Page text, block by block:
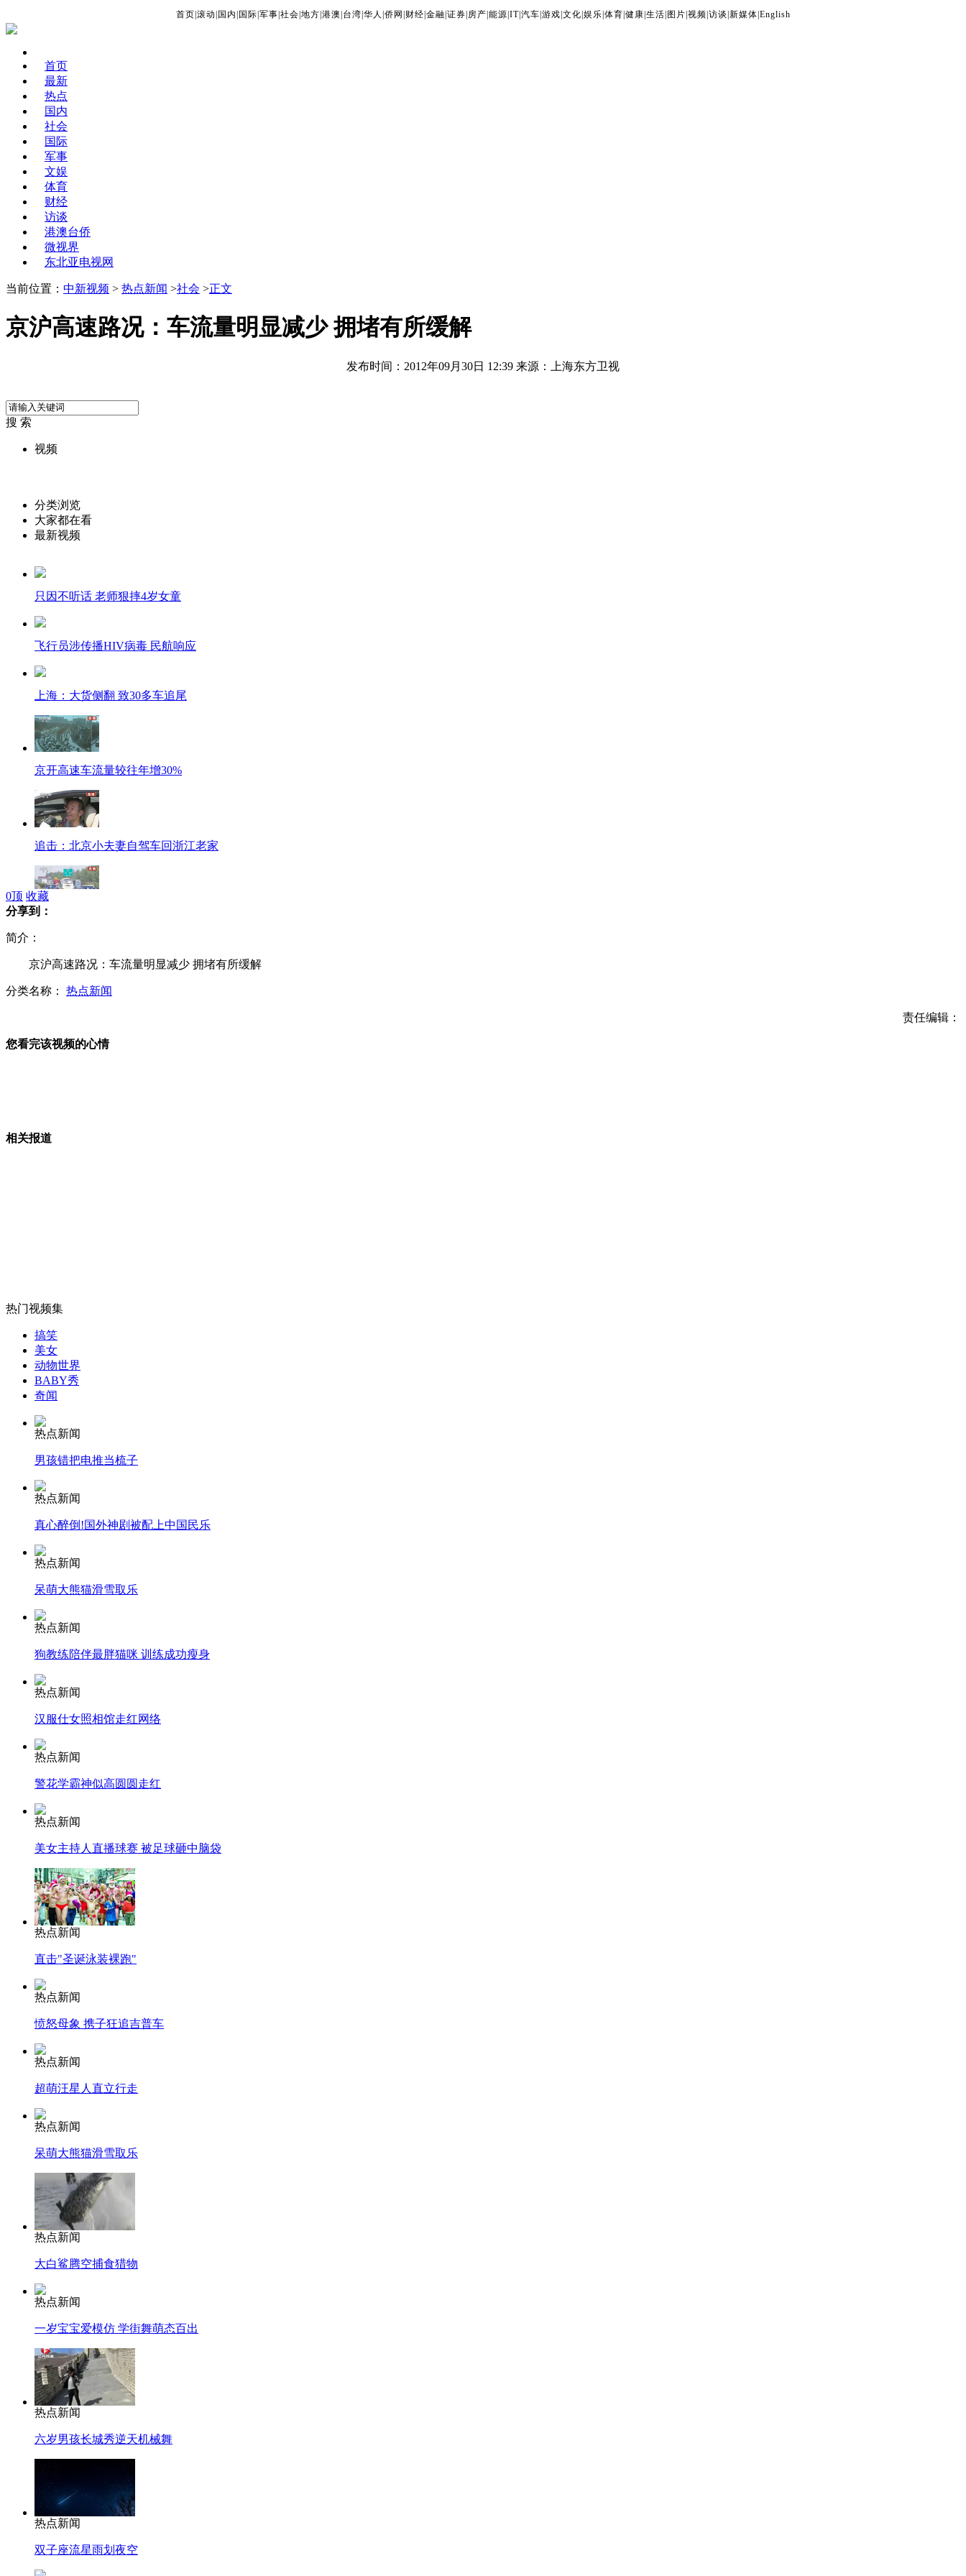
首页 滚动 国内 国际 军事 社会 地方 港澳 台湾 华人 侨网 财经 金融 证券 房产 能源 IT| 汽车 游戏 文化 娱乐 体育 健康 生活 图片 视频 访谈 新媒体 English
首页
最新
热点
国内
社会
国际
军事
文娱
体育
财经
访谈
港澳台侨
微视界
东北亚电视网
当前位置： 中新视频 > 热点新闻 >社会 >正文
京沪高速路况：车流量明显减少 拥堵有所缓解
发布时间：2012年09月30日 12:39 来源：上海东方卫视
搜 索
视频
分类浏览
大家都在看
最新视频
只因不听话 老师狠摔4岁女童
飞行员涉传播HIV病毒 民航响应
上海：大货侧翻 致30多车追尾
京开高速车流量较往年增30%
追击：北京小夫妻自驾车回浙江老家
扬州：拥堵车辆一度排出10公里长龙
航拍北京节假日交通 违法占道突出
壮观钱江潮成因：天时地利加人和
女孩北京地铁殴打老人 痛下狠手拳打脚踢
无痛分娩是否安全 医生回应
外交部：有关国家言论片面不公正
安徽一实载49人客车翻车
走！跟着总书记去植树
消防员救轻生者
纽约上演“枕头大战”
司机酒驾遇交警 急速倒车逃窜
0顶 收藏
分享到：
简介：
京沪高速路况：车流量明显减少 拥堵有所缓解
分类名称： 热点新闻
责任编辑：
您看完该视频的心情
相关报道
热门视频集
搞笑
美女
动物世界
BABY秀
奇闻
热点新闻
男孩错把电推当梳子
热点新闻
真心醉倒!国外神剧被配上中国民乐
热点新闻
呆萌大熊猫滑雪取乐
热点新闻
狗教练陪伴最胖猫咪 训练成功瘦身
热点新闻
汉服仕女照相馆走红网络
热点新闻
警花学霸神似高圆圆走红
热点新闻
美女主持人直播球赛 被足球砸中脑袋
热点新闻
直击"圣诞泳装裸跑"
热点新闻
愤怒母象 携子狂追吉普车
热点新闻
超萌汪星人直立行走
热点新闻
呆萌大熊猫滑雪取乐
热点新闻
大白鲨腾空捕食猎物
热点新闻
一岁宝宝爱模仿 学街舞萌态百出
热点新闻
六岁男孩长城秀逆天机械舞
热点新闻
双子座流星雨划夜空